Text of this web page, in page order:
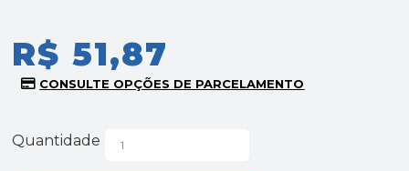
R$ 51,87
Quantidade